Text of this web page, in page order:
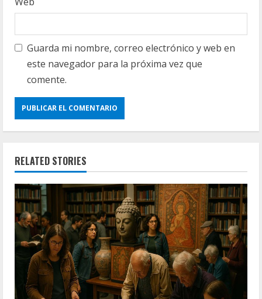
Guarda mi nombre, correo electrónico y web en
este navegador para la próxima vez que
comente.
RELATED STORIES